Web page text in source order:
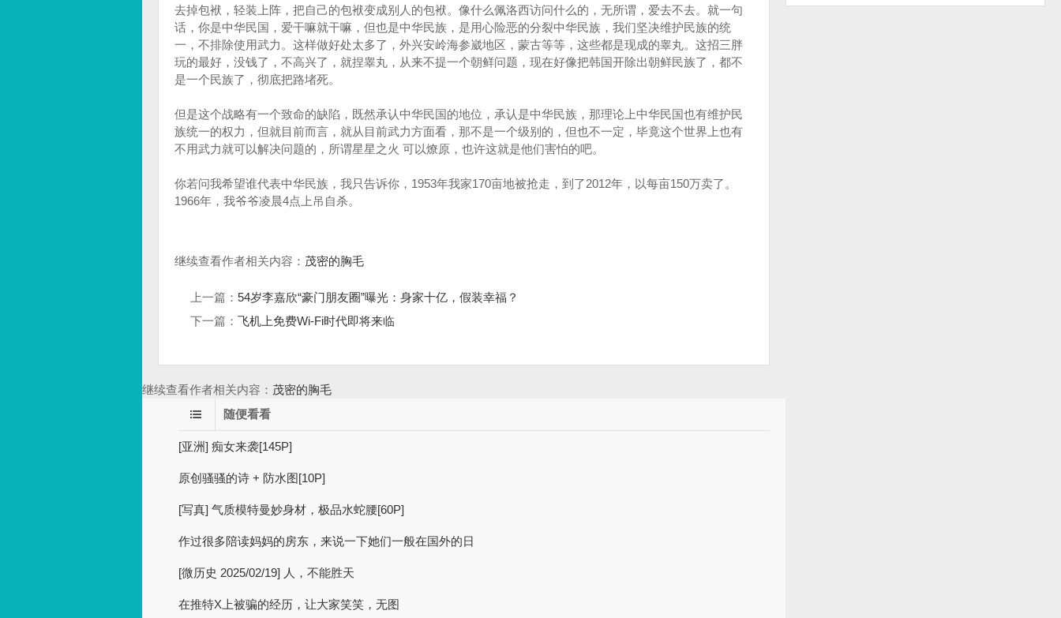
去掉包袱，轻装上阵，把自己的包袱变成别人的包袱。像什么佩洛西访问什么的，无所谓，爱去不去。就一句
话，你是中华民国，爱干嘛就干嘛，但也是中华民族，是用心险恶的分裂中华民族，我们坚决维护民族的统
一，不排除使用武力。这样做好处太多了，外兴安岭海参崴地区，蒙古等等，这些都是现成的睾丸。这招三胖
玩的最好，没钱了，不高兴了，就捏睾丸，从来不提一个朝鲜问题，现在好像把韩国开除出朝鲜民族了，都不
是一个民族了，彻底把路堵死。
但是这个战略有一个致命的缺陷，既然承认中华民国的地位，承认是中华民族，那理论上中华民国也有维护民
族统一的权力，但就目前而言，就从目前武力方面看，那不是一个级别的，但也不一定，毕竟这个世界上也有
不用武力就可以解决问题的，所谓星星之火 可以燎原，也许这就是他们害怕的吧。
你若问我希望谁代表中华民族，我只告诉你，1953年我家170亩地被抢走，到了2012年，以每亩150万卖了。
1966年，我爷爷凌晨4点上吊自杀。
继续查看作者相关内容： 茂密的胸毛
上一篇： 54岁李嘉欣“豪门朋友圈”曝光：身家十亿，假装幸福？
下一篇： 飞机上免费Wi-Fi时代即将来临
继续查看作者相关内容： 茂密的胸毛
随便看看
[亚洲] 痴女来袭[145P]
原创骚骚的诗 + 防水图[10P]
[写真] 气质模特曼妙身材，极品水蛇腰[60P]
作过很多陪读妈妈的房东，来说一下她们一般在国外的日
[微历史 2025/02/19] 人，不能胜天
在推特X上被骗的经历，让大家笑笑，无图